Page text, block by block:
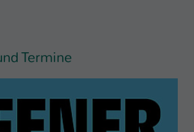
Termine
Cookie teilt der Webseite mit, ob